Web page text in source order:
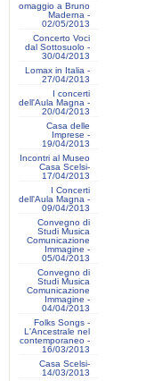
omaggio a Bruno
Maderna -
02/05/2013
Concerto Voci
dal Sottosuolo -
30/04/2013
Lomax in Italia -
27/04/2013
I concerti
dell'Aula Magna -
20/04/2013
Casa delle
Imprese -
19/04/2013
Incontri al Museo
Casa Scelsi-
17/04/2013
I Concerti
dell'Aula Magna -
09/04/2013
Convegno di
Studi Musica
Comunicazione
Immagine -
05/04/2013
Convegno di
Studi Musica
Comunicazione
Immagine -
04/04/2013
Folks Songs -
L'Ancestrale nel
contemporaneo -
16/03/2013
Casa Scelsi-
14/03/2013